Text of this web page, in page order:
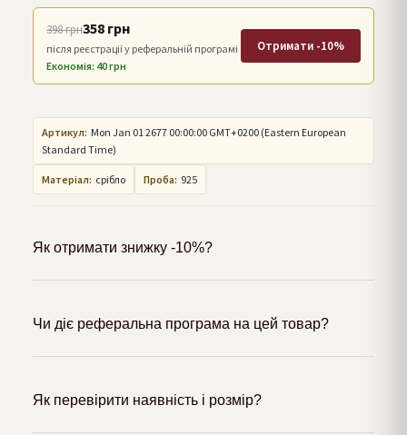
398 грн358 грн
після реєстрації у реферальній програмі
Економія: 40 грн
Отримати -10%
Артикул: Mon Jan 01 2677 00:00:00 GMT+0200 (Eastern European
Standard Time)
Матеріал: срібло Проба: 925
Як отримати знижку -10%?
Чи діє реферальна програма на цей товар?
Як перевірити наявність і розмір?